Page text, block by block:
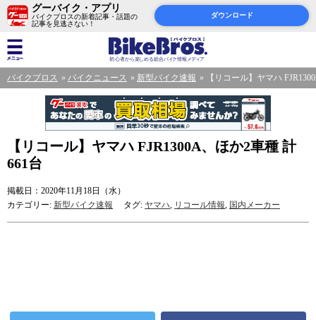
グーバイク・アプリ
バイクブロスの新着記事・話題の
記事を見逃さない！
ダウンロード
バイクブロス バイクニュース 新型バイク速報 【リコール】ヤマハ
【リコール】ヤマハ FJR1300A、ほか2車種 計
661台
掲載日：2020年11月18日（水）
カテゴリー: 新型バイク速報 タグ: ヤマハ, リコール情報, 国内メーカー